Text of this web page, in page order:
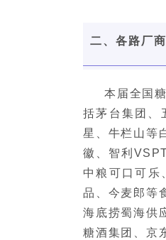
二、各路厂
本届全国
括茅台集团、
星、牛栏山等
徽、智利
中粮可口可乐
品、今麦郎等
海底捞蜀海供
糖酒集团、京